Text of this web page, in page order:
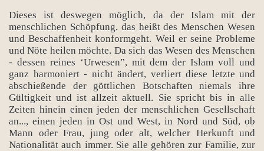
Dieses ist deswegen möglich, da der Islam mit der
menschlichen Schöpfung, das heißt des Menschen Wesen
und Beschaffenheit konformgeht. Weil er seine Probleme
und Nöte heilen möchte. Da sich das Wesen des Menschen
- dessen reines ‘Urwesen”, mit dem der Islam voll und
ganz harmoniert - nicht ändert, verliert diese letzte und
abschießende der göttlichen Botschaften niemals ihre
Gültigkeit und ist allzeit aktuell. Sie spricht bis in alle
Zeiten hinein einen jeden der menschlichen Gesellschaft
an..., einen jeden in Ost und West, in Nord und Süd, ob
Mann oder Frau, jung oder alt, welcher Herkunft und
Nationalität auch immer. Sie alle gehören zur Familie, zur